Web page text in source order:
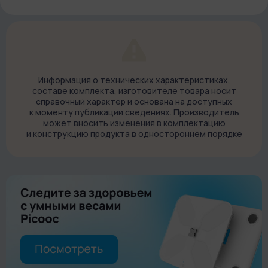
Информация о технических характеристиках,
составе комплекта, изготовителе товара носит
справочный характер и основана на доступных
к моменту публикации сведениях. Производитель
может вносить изменения в комплектацию
и конструкцию продукта в одностороннем порядке